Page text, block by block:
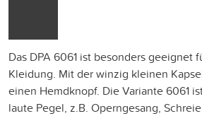
Das DPA 6061 ist besonders geeignet
Kleidung. Mit der winzig kleinen
einen Hemdknopf. Die Variante 6061
laute Pegel, z.B. Operngesang,